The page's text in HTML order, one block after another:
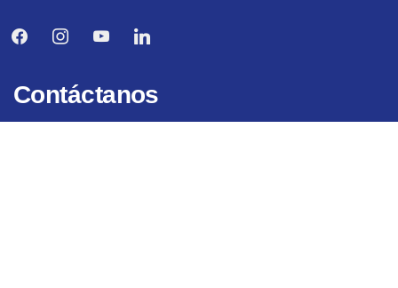
facebookinstagramyoutubelinkedin
Contáctanos